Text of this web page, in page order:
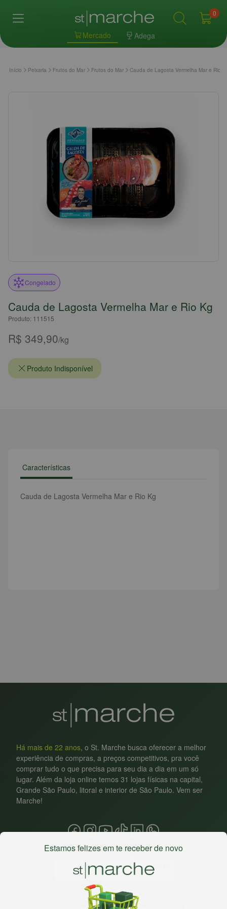
Mercado Adega
0
Início Peixaria Frutos do Mar Frutos do Mar Cauda de Lagosta Vermelha Mar e Rio
Congelado
Cauda de Lagosta Vermelha Mar e Rio Kg
Produto: 111515
R$ 349,90/kg
Produto Indisponível
Características
Cauda de Lagosta Vermelha Mar e Rio Kg
Há mais de 22 anos, o St. Marche busca oferecer a melhor
experiência de compras, a preços competitivos, pra você
comprar tudo o que precisa para seu dia a dia em um só
lugar. Além da loja online temos 31 lojas físicas na capital,
Grande São Paulo, litoral e interior de São Paulo. Vem ser
Marche!
Baixe nosso app
Estamos felizes em te receber de novo